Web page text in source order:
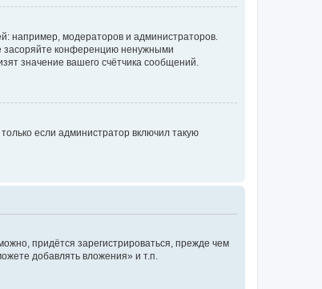
например, модераторов и администраторов.
засоряйте конференцию ненужными
значение вашего счётчика сообщений.
если администратор включил такую
придётся зарегистрироваться, прежде чем
добавлять вложения» и т.п.